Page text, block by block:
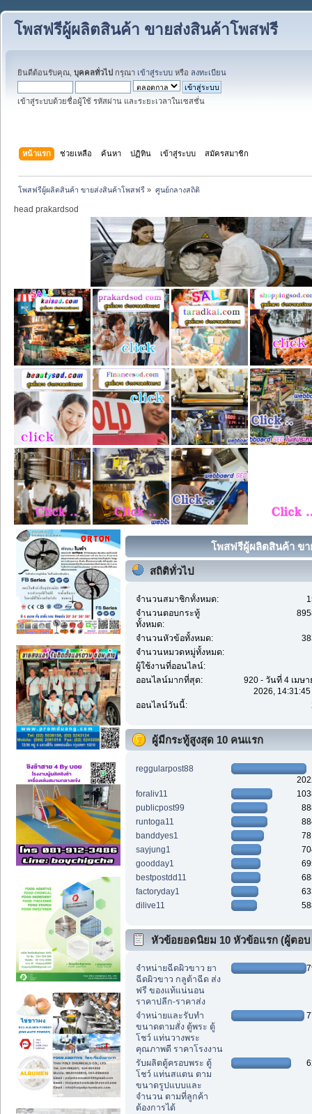
โพสฟรีผู้ผลิตสินค้า ขายส่งสินค้าโพสฟรี
ยินดีต้อนรับคุณ, บุคคลทั่วไป กรุณา เข้าสู่ระบบ หรือ ลงทะเบียน
เข้าสู่ระบบด้วยชื่อผู้ใช้ รหัสผ่าน และระยะเวลาในเซสชั่น
หน้าแรก ช่วยเหลือ ค้นหา ปฏิทิน เข้าสู่ระบบ สมัครสมาชิก
โพสฟรีผู้ผลิตสินค้า ขายส่งสินค้าโพสฟรี » ศูนย์กลางสถิติ
head prakardsod
โพสฟรีผู้ผลิตสินค้า ข
สถิติทั่วไป
จำนวนสมาชิกทั้งหมด:
จำนวนตอบกระทู้
ทั้งหมด:
จำนวนหัวข้อทั้งหมด:
จำนวนหมวดหมู่ทั้งหมด:
ผู้ใช้งานที่ออนไลน์:
ออนไลน์มากที่สุด:
920 - วันที่ 4 เมษ
2026,
ออนไลน์วันนี้:
ผู้มีกระทู้สูงสุด 10 คนแรก
reggularpost88
foraliv11
publicpost99
runtoga11
banddyes1
sayjung1
goodday1
bestpostdd11
factoryday1
dilive11
หัวข้อยอดนิยม 10 หัวข้อแรก (ผู้ตอบ
สูงสุด)
จำหน่ายฉีดผิวขาว ยา
ฉีดผิวขาว กลูต้าฉีด ส่ง
ฟรี ของแท้แน่นอน
ราคาปลีก-ราคาส่ง
จำหน่ายและรับทำ
ขนาดตามสั่ง ตู้พระ ตู้
โชว์ แท่นวางพระ
คุณภาพดี ราคาโรงงาน
รับผลิตตู้ครอบพระ ตู้
โชว์ แท่นสแตน ตาม
ขนาดรูปแบบและ
จำนวน ตามที่ลูกค้า
ต้องการได้